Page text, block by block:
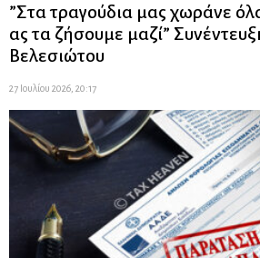
”Στα τραγούδια μας χωράνε
ας τα ζήσουμε μαζί”
Βελεσιώτου
27 Ιουλίου 2026, 20:17